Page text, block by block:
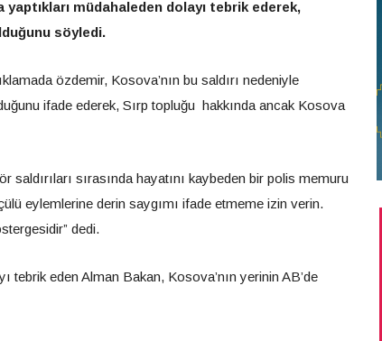
müdahaleden dolayı tebrik ederek,
söyledi.
özdemir, Kosova’nın bu saldırı nedeniyle
ifade ederek, Sırp topluğu hakkında ancak Kosova
sırasında hayatını kaybeden bir polis memuru
eylemlerine derin saygımı ifade etmeme izin verin.
dedi.
tebrik eden Alman Bakan, Kosova’nın yerinin AB’de